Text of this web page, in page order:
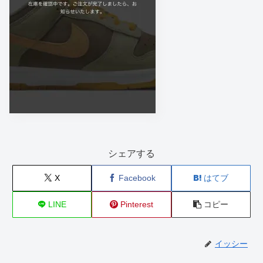
シェアする
X Facebook はてブ
LINE Pinterest コピー
イッシー